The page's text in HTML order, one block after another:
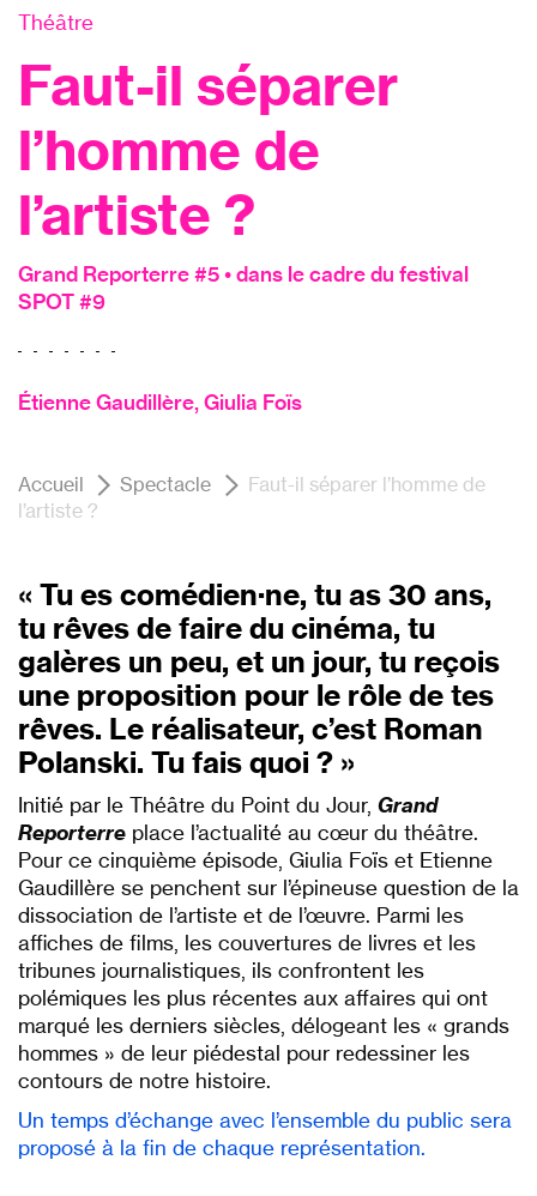
Théâtre
Faut-il séparer
l’homme de
l’artiste ?
Grand Reporterre #5 • dans le cadre du festival
SPOT #9
Étienne Gaudillère, Giulia Foïs
Accueil Spectacle
Faut-il séparer l’homme de
l’artiste ?
« Tu es comédien·ne, tu as 30 ans,
tu rêves de faire du cinéma, tu
galères un peu, et un jour, tu reçois
une proposition pour le rôle de tes
rêves. Le réalisateur, c’est Roman
Polanski. Tu fais quoi ? »
Initié par le Théâtre du Point du Jour, Grand
Reporterre place l’actualité au cœur du théâtre.
Pour ce cinquième épisode, Giulia Foïs et Etienne
Gaudillère se penchent sur l’épineuse question de la
dissociation de l’artiste et de l’œuvre. Parmi les
affiches de films, les couvertures de livres et les
tribunes journalistiques, ils confrontent les
polémiques les plus récentes aux affaires qui ont
marqué les derniers siècles, délogeant les « grands
hommes » de leur piédestal pour redessiner les
contours de notre histoire.
Un temps d’échange avec l’ensemble du public sera
proposé à la fin de chaque représentation.